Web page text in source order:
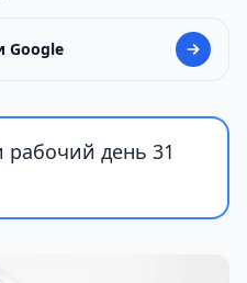
Google
рабочий день 31